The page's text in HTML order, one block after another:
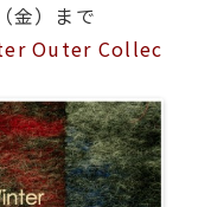
金）まで
Outer Collec